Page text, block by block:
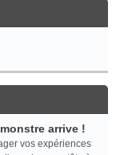
arrive !
vos expériences